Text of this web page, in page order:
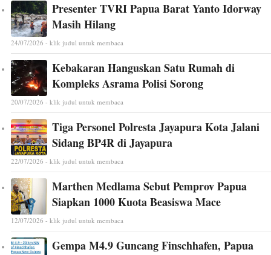
Presenter TVRI Papua Barat Yanto Idorway
Masih Hilang
24/07/2026 - klik judul untuk membaca
Kebakaran Hanguskan Satu Rumah di
Kompleks Asrama Polisi Sorong
20/07/2026 - klik judul untuk membaca
Tiga Personel Polresta Jayapura Kota Jalani
Sidang BP4R di Jayapura
22/07/2026 - klik judul untuk membaca
Marthen Medlama Sebut Pemprov Papua
Siapkan 1000 Kuota Beasiswa Mace
12/07/2026 - klik judul untuk membaca
Gempa M4.9 Guncang Finschhafen, Papua